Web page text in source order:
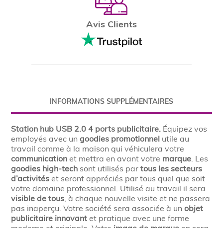
Avis Clients
INFORMATIONS SUPPLÉMENTAIRES
Station hub USB 2.0 4 ports publicitaire. Équipez vos
employés avec ungoodies promotionnel utile au
travail comme à la maison qui véhiculera votre
communication et mettra en avant votre marque. Les
goodies high-tech sont utilisés par tous les secteurs
d’activités et seront appréciés par tous quel que soit
votre domaine professionnel. Utilisé au travail il sera
visible de tous, à chaque nouvelle visite et ne passera
pas inaperçu. Votre société sera associée à unobjet
publicitaire innovant et pratique avec une forme